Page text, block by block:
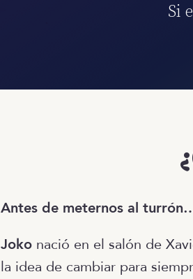
Si
Antes de meternos al
Joko nació en el salón de
la idea de cambiar para